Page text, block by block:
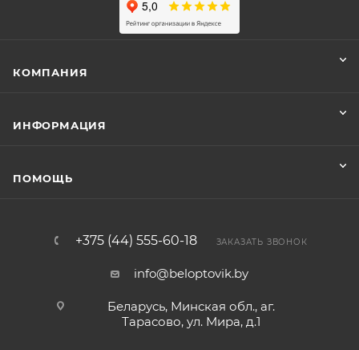
КОМПАНИЯ
ИНФОРМАЦИЯ
ПОМОЩЬ
+375 (44) 555-60-18 ЗАКАЗАТЬ ЗВОНОК
info@beloptovik.by
Беларусь, Минская обл., аг.
Тарасово, ул. Мира, д.1